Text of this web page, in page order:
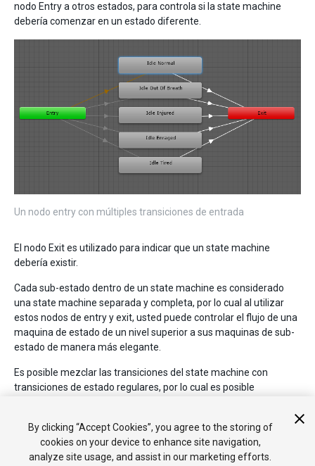
nodo Entry a otros estados, para controla si la state machine
debería comenzar en un estado diferente.
Un nodo entry con múltiples transiciones de entrada
El nodo Exit es utilizado para indicar que un state machine
debería existir.
Cada sub-estado dentro de un state machine es considerado
una state machine separada y completa, por lo cual al utilizar
estos nodos de entry y exit, usted puede controlar el flujo de una
maquina de estado de un nivel superior a sus maquinas de sub-
estado de manera más elegante.
Es posible mezclar las transiciones del state machine con
transiciones de estado regulares, por lo cual es posible
statemachine.
By clicking “Accept Cookies”, you agree to the storing of
cookies on your device to enhance site navigation,
analyze site usage, and assist in our marketing efforts.